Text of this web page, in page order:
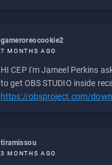
gameroreocookie2
7 MONTHS AGO
HI CEP I'm Jameel Perkins
to get OBS STUDIO inside
https://obsproject.com/
tiramissou
3 MONTHS AGO